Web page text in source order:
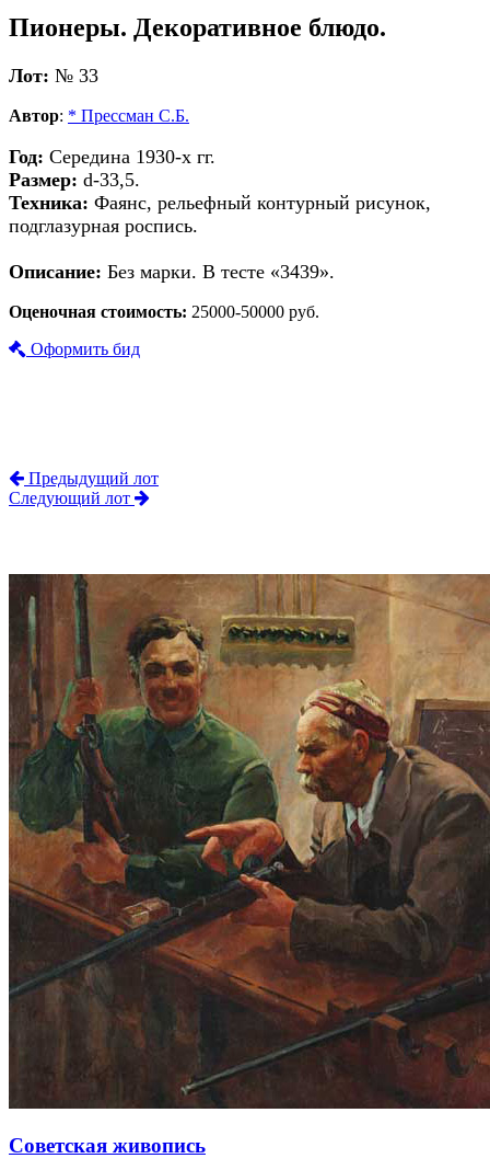
Пионеры. Декоративное блюдо.
Лот: № 33
Автор: * Прессман С.Б.
Год: Середина 1930-х гг.
Размер: d-33,5.
Техника: Фаянс, рельефный контурный рисунок,
подглазурная роспись.
Описание: Без марки. В тесте «3439».
Оценочная стоимость: 25000-50000 руб.
Оформить бид
Предыдущий лот
Следующий лот
Советская живопись